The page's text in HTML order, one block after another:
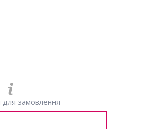
для замовлення